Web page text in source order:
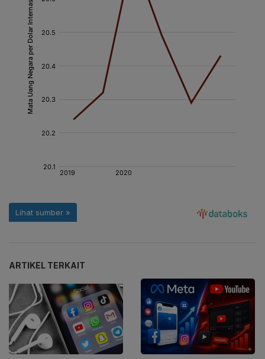
ARTIKEL TERKAIT